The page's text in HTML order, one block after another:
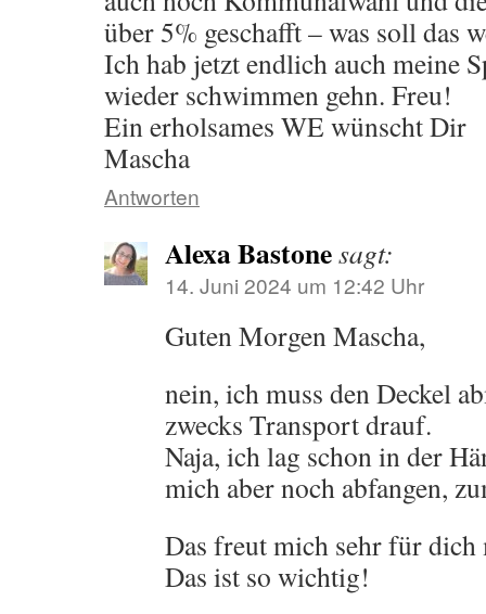
über 5% geschafft – was soll das
Ich hab jetzt endlich auch meine
wieder schwimmen gehn. Freu!
Ein erholsames WE wünscht Dir
Mascha
Antworten
Alexa Bastonesagt:
14. Juni 2024 um 12:42 Uhr
Guten Morgen Mascha,
nein, ich muss den Deckel
zwecks Transport drauf.
Naja, ich lag schon in der
mich aber noch abfangen,
Das freut mich sehr für
Das ist so wichtig!